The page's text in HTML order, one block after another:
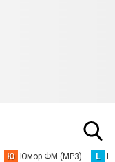
Ю Юмор ФМ (MP3) L